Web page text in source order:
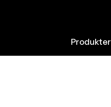
Produkter